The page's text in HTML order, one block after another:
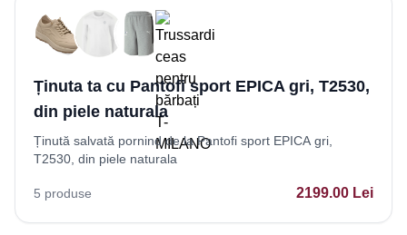
Ținuta ta cu Pantofi sport EPICA gri, T2530,
din piele naturala
Ținută salvată pornind de la Pantofi sport EPICA gri,
T2530, din piele naturala
5 produse 2199.00 Lei